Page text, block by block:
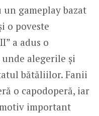
gameplay bazat
o poveste
a adus o
alegerile și
bătăliilor. Fanii
o capodoperă, iar
important